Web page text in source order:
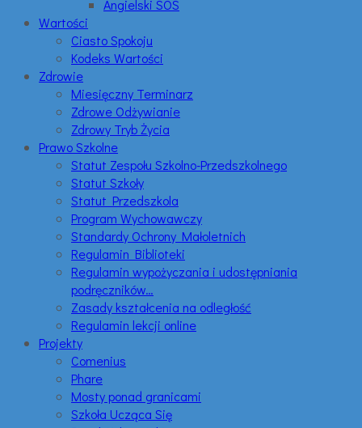
Angielski SOS
Wartości
Ciasto Spokoju
Kodeks Wartości
Zdrowie
Miesięczny Terminarz
Zdrowe Odżywianie
Zdrowy Tryb Życia
Prawo Szkolne
Statut Zespołu Szkolno-Przedszkolnego
Statut Szkoły
Statut Przedszkola
Program Wychowawczy
Standardy Ochrony Małoletnich
Regulamin Biblioteki
Regulamin wypożyczania i udostępniania
podręczników…
Zasady kształcenia na odległość
Regulamin lekcji online
Projekty
Comenius
Phare
Mosty ponad granicami
Szkoła Ucząca Się